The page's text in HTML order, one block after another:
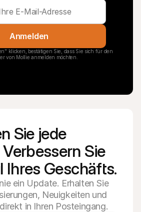
Anmelden
klicken, bestätigen Sie, dass Sie sich für den
von Mollie anmelden möchten.
Sie jede
Sie
Ihres Geschäfts.
ein Update. Erhalten Sie
Neuigkeiten und
in Ihren Posteingang.